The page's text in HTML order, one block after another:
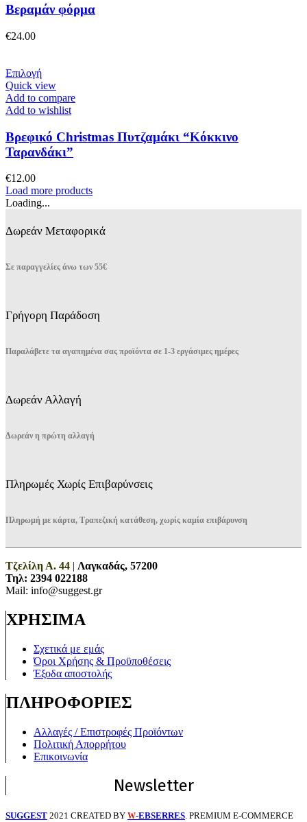
παραλλαγές.
Οι
στη
σελίδα
του
προϊόντος
Βεραμάν φόρμα
€24.00
ΕπιλογήΑυτό
το
προϊόν
έχει
παραλλαγές.
Οι
επιλογές
επιλεγούν
στη
του
Quick view
Add to compare
Add to wishlist
Βρεφικό Christmas Πυτζαμάκι “Κόκκινο
Ταρανδάκι”
€12.00
Load more products
Loading...
Δωρεάν Μεταφορικά
Σε παραγγελίες άνω των 55€
Γρήγορη Παράδοση
Παραλάβετε τα αγαπημένα σας προϊόντα σε 1-3 εργάσιμες ημέρες
Δωρεάν Αλλαγή
Δωρεάν η πρώτη αλλαγή
Πληρωμές Χωρίς Επιβαρύνσεις
Πληρωμή με κάρτα, Τραπεζική κατάθεση, χωρίς καμία επιβάρυνση
Τζελίλη Α. 44 | Λαγκαδάς, 57200
Τηλ: 2394 022188
Mail: info@suggest.gr
ΧΡΗΣΙΜΑ
Σχετικά με εμάς
Όροι Χρήσης & Προϋποθέσεις
Έξοδα αποστολής
ΠΛΗΡΟΦΟΡΙΕΣ
Αλλαγές / Επιστροφές Προϊόντων
Πολιτική Απορρήτου
Επικοινωνία
Newsletter
SUGGEST 2021 CREATED BY W-EBSERRES. PREMIUM E-COMMERCE